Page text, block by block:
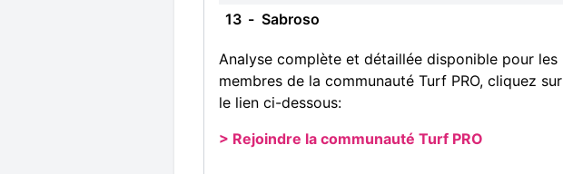
13 - Sabroso
Analyse complète et détaillée disponible pour les
membres de la communauté Turf PRO, cliquez sur
le lien ci-dessous:
> Rejoindre la communauté Turf PRO